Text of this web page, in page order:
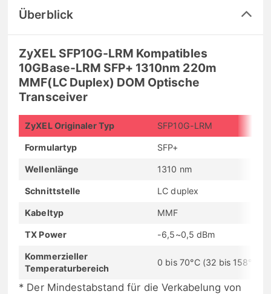
Überblick
ZyXEL SFP10G-LRM Kompatibles
10GBase-LRM SFP+ 1310nm 220m
MMF(LC Duplex) DOM Optische
Transceiver
ZyXEL Originaler Typ SFP10G-LRM
Formulartyp SFP+
Wellenlänge 1310 nm
Schnittstelle LC duplex
Kabeltyp MMF
TX Power -6,5~0,5 dBm
Kommerzieller
Temperaturbereich
0 bis 70°C (32 bis 158°F)
* Der Mindestabstand für die Verkabelung von